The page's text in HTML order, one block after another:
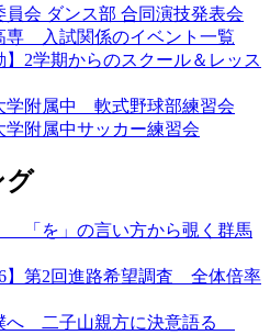
会 ダンス部 合同演技発表会
専 入試関係のイベント一覧
】2学期からのスクール＆レッス
学附属中 軟式野球部練習会
学附属中サッカー練習会
グ
「を」の言い方から覗く群馬
】第2回進路希望調査 全体倍率
へ 二子山親方に決意語る